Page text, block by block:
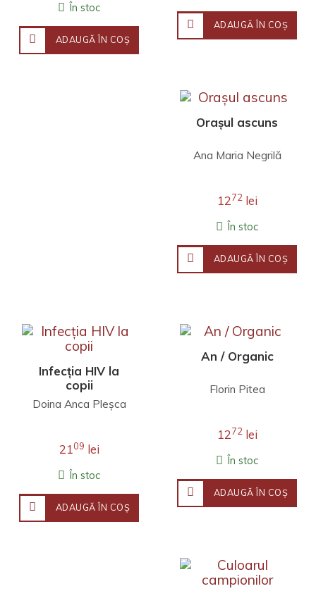
În stoc
ADAUGĂ ÎN COŞ
ADAUGĂ ÎN COŞ
Orașul ascuns
Ana Maria Negrilă
1272lei
În stoc
ADAUGĂ ÎN COŞ
Infecția HIV la
copii
Doina Anca Pleşca
2109 lei
În stoc
ADAUGĂ ÎN COŞ
An / Organic
Florin Pitea
1272lei
În stoc
ADAUGĂ ÎN COŞ